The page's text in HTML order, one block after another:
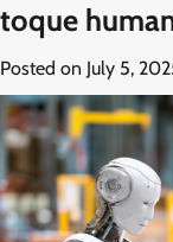
toque
Posted on July 5,